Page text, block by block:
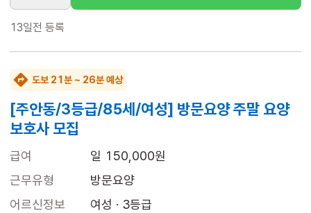
13일전 등록
도보 21분 ~ 26분 예상
[주안동/3등급/85세/여성] 방문요양 주말 요양
보호사 모집
급여
일 150,000원
근무유형
방문요양
어르신정보
여성 · 3등급